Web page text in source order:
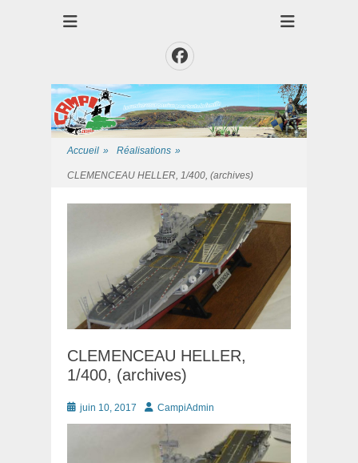
Club CAMPI
Facebook
Accueil » Réalisations »
CLEMENCEAU HELLER, 1/400, (archives)
CLEMENCEAU HELLER,
1/400, (archives)
Posté
le
juin 10, 2017 AuteurCampiAdmin